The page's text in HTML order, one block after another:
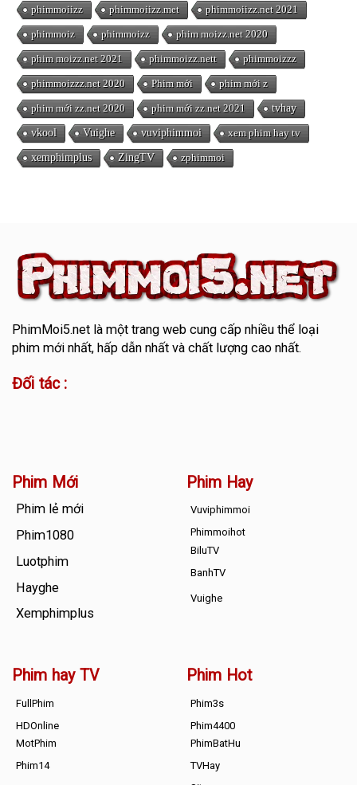
phimmoiizz phimmoiizz.met phimmoiizz.net 2021
phimmoiz phimmoizz phim moizz.net 2020
phim moizz.net 2021 phimmoizz.nett phimmoizzz
phimmoizzz.net 2020 Phim mới phim mới z
phim mới zz.net 2020 phim mới zz.net 2021 tvhay
vkool Vuighe vuviphimmoi xem phim hay tv
xemphimplus ZingTV zphimmoi
PhimMoi5.netlà một trang web cung cấp nhiều thể loại
phim mới nhất, hấp dẫn nhất và chất lượng cao nhất.
Đối tác :
Phim Mới
Phim lẻ mới
Phim1080
Luotphim
Hayghe
Xemphimplus
Phim Hay
Vuviphimmoi
Phimmoihot
BiluTV
BanhTV
Vuighe
Phim hay TV
FullPhim
HDOnline
MotPhim
Phim14
Phim Hot
Phim3s
Phim4400
PhimBatHu
TVHay